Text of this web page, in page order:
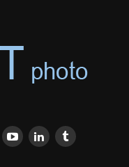
МУАЖ Д.Цэрэндарьзавт